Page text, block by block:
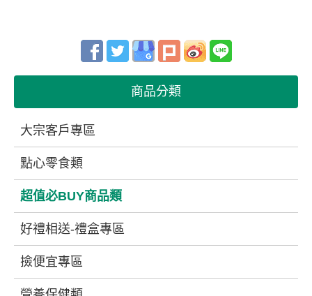
商品分類
大宗客戶專區
點心零食類
超值必BUY商品類
好禮相送-禮盒專區
撿便宜專區